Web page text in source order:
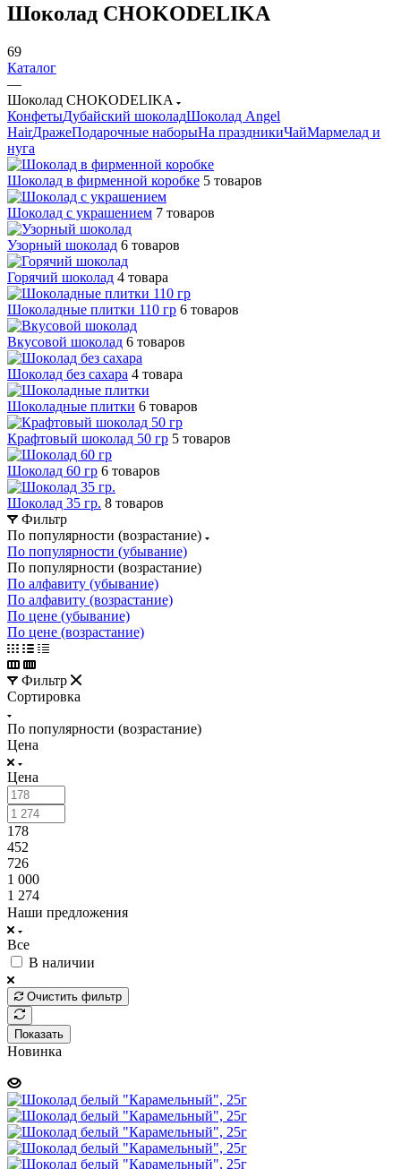
Шоколад CHOKODELIKA
69
Каталог
—
Шоколад CHOKODELIKA
КонфетыДубайский шоколадШоколад Angel
HairДражеПодарочные наборыНа праздникиЧайМармелад и
нуга
Шоколад в фирменной коробке 5 товаров
Шоколад с украшением 7 товаров
Узорный шоколад 6 товаров
Горячий шоколад 4 товара
Шоколадные плитки 110 гр 6 товаров
Вкусовой шоколад 6 товаров
Шоколад без сахара 4 товара
Шоколадные плитки 6 товаров
Крафтовый шоколад 50 гр 5 товаров
Шоколад 60 гр 6 товаров
Шоколад 35 гр. 8 товаров
Фильтр
По популярности (возрастание)
По популярности (убывание)
По популярности (возрастание)
По алфавиту (убывание)
По алфавиту (возрастание)
По цене (убывание)
По цене (возрастание)
Фильтр
Сортировка
По популярности (возрастание)
Цена
Цена
178
452
726
1 000
1 274
Наши предложения
Все
В наличии
Очистить фильтр
Показать
Новинка